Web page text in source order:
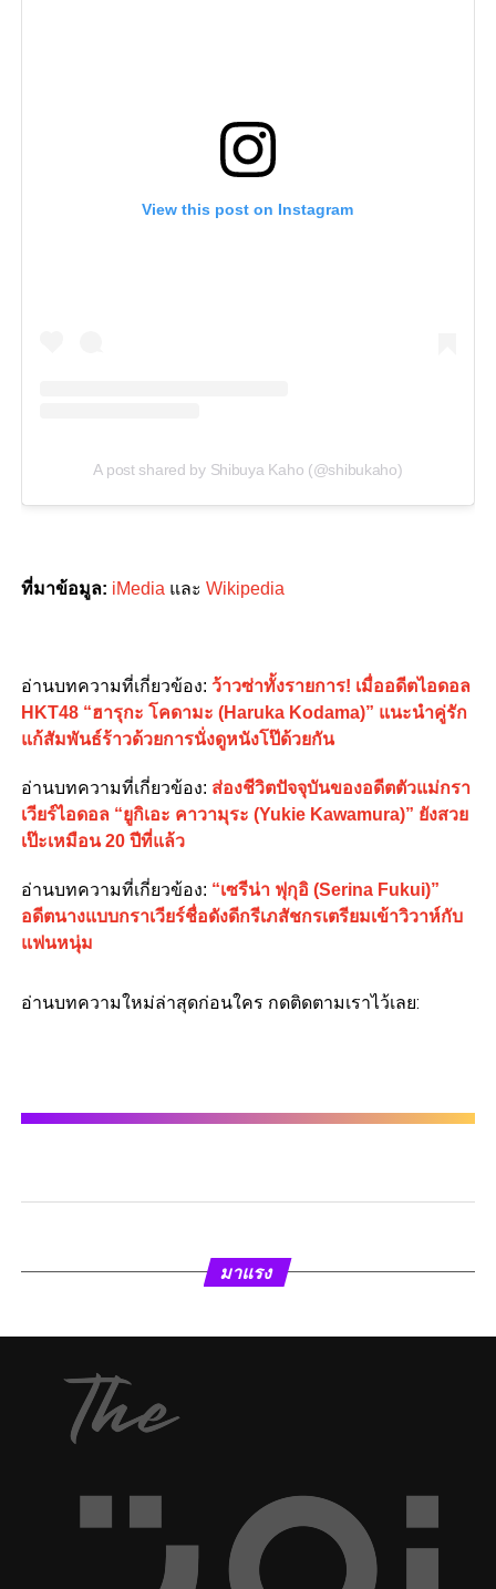
View this post on Instagram
A post shared by Shibuya Kaho (@shibukaho)
ที่มาข้อมูล: iMedia และ Wikipedia
อ่านบทความที่เกี่ยวข้อง: ว้าวซ่าทั้งรายการ! เมื่ออดีตไอดอล
HKT48 “ฮารุกะ โคดามะ (Haruka Kodama)” แนะนำคู่รัก
แก้สัมพันธ์ร้าวด้วยการนั่งดูหนังโป๊ด้วยกัน
อ่านบทความที่เกี่ยวข้อง: ส่องชีวิตปัจจุบันของอดีตตัวแม่กรา
เวียร์ไอดอล “ยูกิเอะ คาวามุระ (Yukie Kawamura)” ยังสวย
เป๊ะเหมือน 20 ปีที่แล้ว
อ่านบทความที่เกี่ยวข้อง: “เซรีน่า ฟุกุอิ (Serina Fukui)”
อดีตนางแบบกราเวียร์ชื่อดังดีกรีเภสัชกรเตรียมเข้าวิวาห์กับ
แฟนหนุ่ม
อ่านบทความใหม่ล่าสุดก่อนใคร กดติดตามเราไว้เลย:
มาแรง